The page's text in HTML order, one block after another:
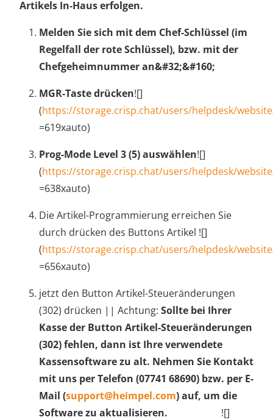
Artikels In-Haus erfolgen.
Melden Sie sich mit dem Chef-Schlüssel (im
Regelfall der rote Schlüssel), bzw. mit der
Chefgeheimnummer an&#32;&#160;
MGR-Taste drücken![]
(https://storage.crisp.chat/users/helpdesk/
=619xauto)
Prog-Mode Level 3 (5) auswählen![]
(https://storage.crisp.chat/users/helpdesk/
=638xauto)
Die Artikel-Programmierung erreichen Sie
durch drücken des Buttons Artikel ![]
(https://storage.crisp.chat/users/helpdesk/
=656xauto)
jetzt den Button Artikel-Steueränderungen
(302) drücken || Achtung: Sollte bei Ihrer
Kasse der Button Artikel-Steueränderungen
(302) fehlen, dann ist Ihre verwendete
Kassensoftware zu alt. Nehmen Sie Kontakt
mit uns per Telefon (07741 68690) bzw. per E-
Mail (support@heimpel.com) auf, um die
Software zu aktualisieren. ![]